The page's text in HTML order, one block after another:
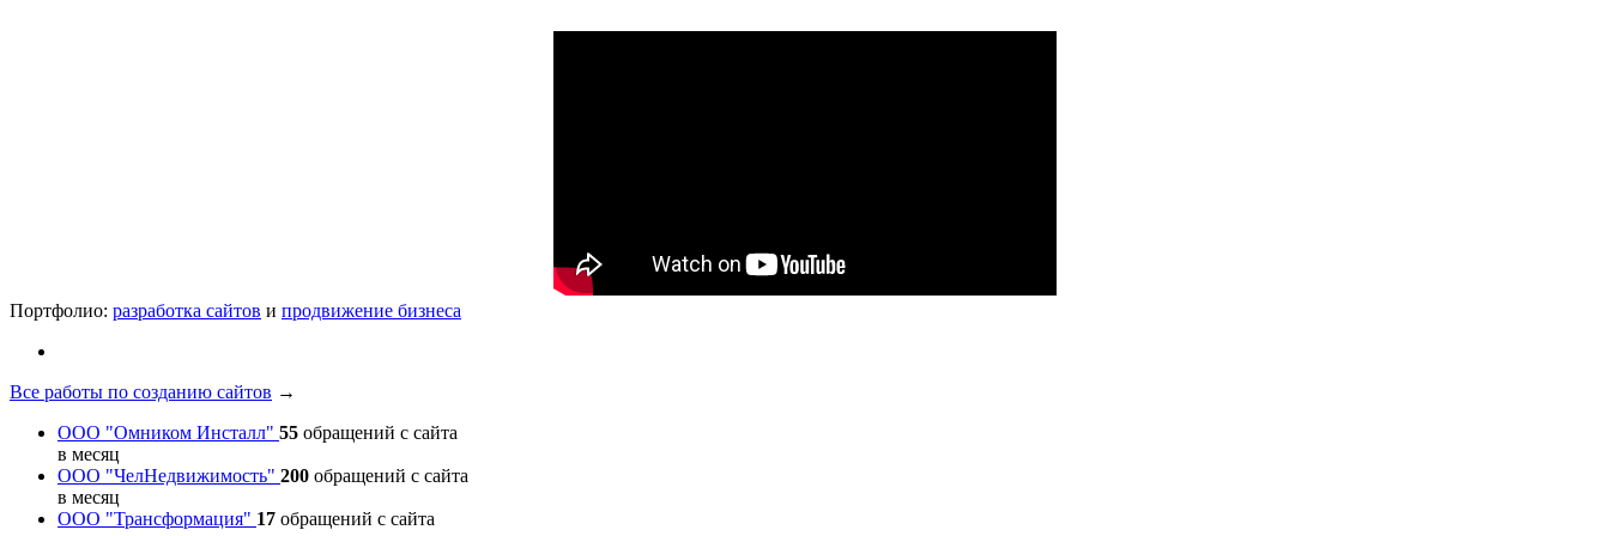
Портфолио: разработка сайтов и продвижение бизнеса
Все работы по созданию сайтов →
ООО "Омником Инсталл" 55 обращений с сайта
в месяц
ООО "ЧелНедвижимость" 200 обращений с сайта
в месяц
ООО "Трансформация" 17 обращений с сайта